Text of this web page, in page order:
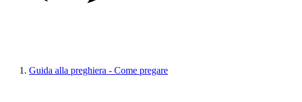
Guida alla preghiera - Come pregare